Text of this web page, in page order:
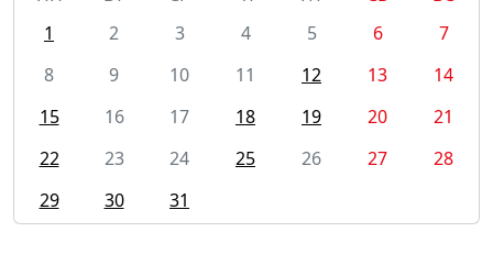
1
2 3 4 5 6
7
8
9 10 11 12 13
14
15
16 17 18 19 20
21
22
23 24 25 26 27
28
29
30 31